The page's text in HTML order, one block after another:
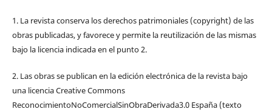
1. La revista conserva los derechos patrimoniales (copyright) de las
obras publicadas, y favorece y permite la reutilización de las mismas
bajo la licencia indicada en el punto 2.
2. Las obras se publican en la edición electrónica de la revista bajo
una licencia Creative Commons
ReconocimientoNoComercialSinObraDerivada3.0 España (texto